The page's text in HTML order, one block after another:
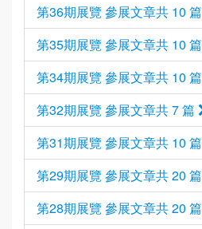
第36期展覽 參展文章共 10 篇
第35期展覽 參展文章共 10 篇
第34期展覽 參展文章共 10 篇
第32期展覽 參展文章共 7 篇
第31期展覽 參展文章共 10 篇
第29期展覽 參展文章共 20 篇
第28期展覽 參展文章共 20 篇